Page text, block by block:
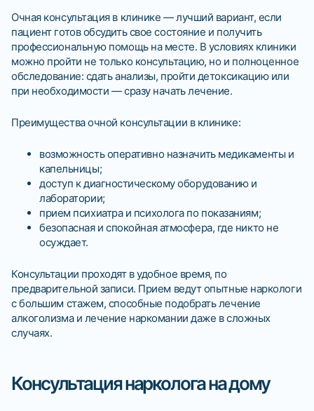
Очная консультация в клинике — лучший вариант, если
пациент готов обсудить свое состояние и получить
профессиональную помощь на месте. В условиях клиники
можно пройти не только консультацию, но и полноценное
обследование: сдать анализы, пройти детоксикацию или
при необходимости — сразу начать лечение.
Преимущества очной консультации в клинике:
возможность оперативно назначить медикаменты и
капельницы;
доступ к диагностическому оборудованию и
лаборатории;
прием психиатра и психолога по показаниям;
безопасная и спокойная атмосфера, где никто не
осуждает.
Консультации проходят в удобное время, по
предварительной записи. Прием ведут опытные наркологи
с большим стажем, способные подобрать лечение
алкоголизма и лечение наркомании даже в сложных
случаях.
Консультация нарколога на дому